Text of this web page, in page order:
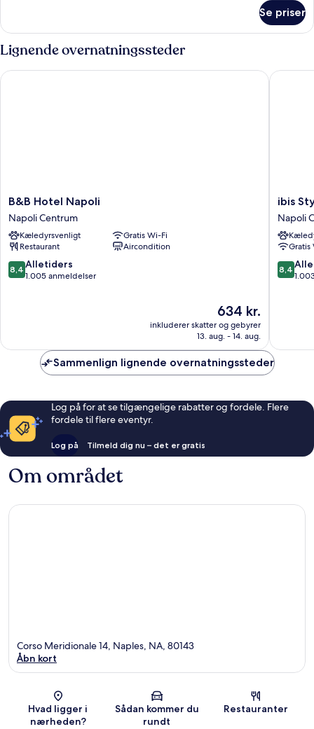
Se priser
Lignende overnatningssteder
B&B
Hotel
Napoli
Napoli
Centrum
B&B Hotel Napoli
Napoli Centrum
Kæledyrsvenligt
Gratis Wi-Fi
Restaurant
Aircondition
8.4
ud
8,4 Alletiders
1.005 anmeldelser
Prisen
634 kr.
634 kr.
inkluderer skatter og gebyrer
13. aug. - 14. aug.
B&B Hotel Napoli
ibis
Styles
Napoli
Napoli
ibis
Napoli
Gratis
8.4
ud
8,4
ibis
Sammenlign lignende overnatningssteder
Log på for at se tilgængelige rabatter og fordele. Flere
fordele til flere eventyr.
Log på Tilmeld dig nu – det er gratis
Om området
Kort
Corso Meridionale 14, Naples, NA, 80143
Åbn kort
Hvad ligger i
nærheden?
Sådan kommer du
rundt
Restauranter